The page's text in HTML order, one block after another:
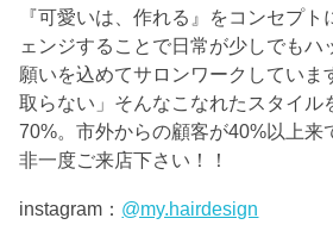
『可愛いは、作れる』をコンセプ
ェンジすることで日常が少しでもハ
願いを込めてサロンワークしていま
取らない」そんなこなれたスタイル
70%。市外からの顧客が40%以上来
非一度ご来店下さい！！
instagram： @my.hairdesign